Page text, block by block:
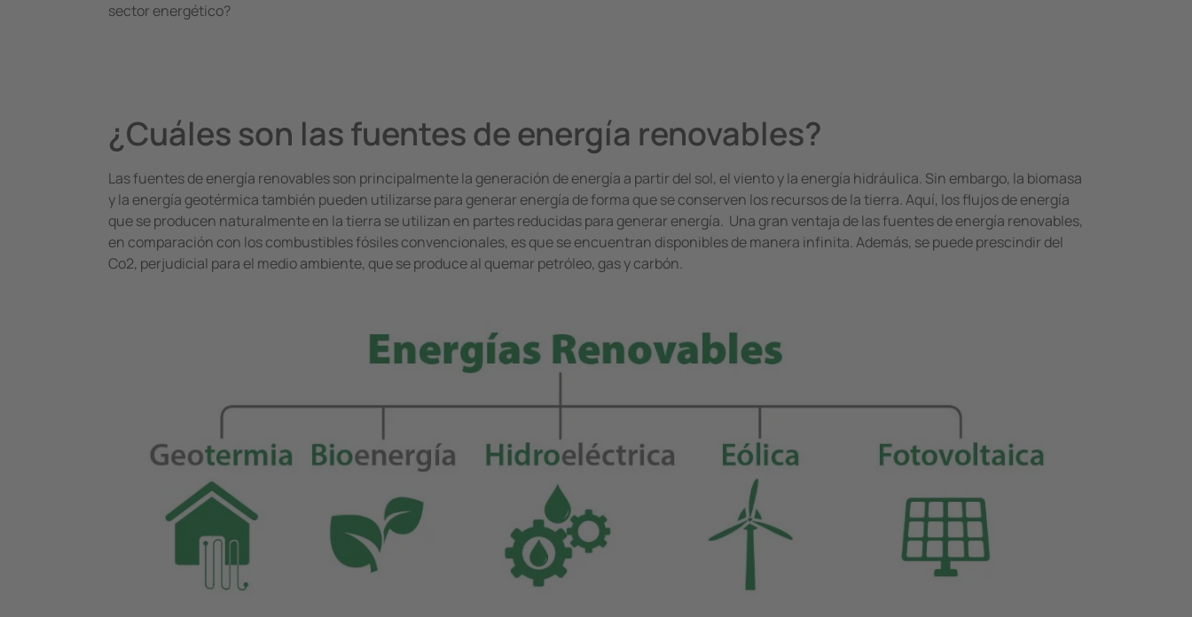
sector energético?
¿Cuáles son las fuentes de energía renovables?
Las fuentes de energía renovables son principalmente la generación de energía a partir del sol, el viento y la energía hidráulica. Sin embargo, la biomasa
y la energía geotérmica también pueden utilizarse para generar energía de forma que se conserven los recursos de la tierra. Aquí, los flujos de energía
que se producen naturalmente en la tierra se utilizan en partes reducidas para generar energía. Una gran ventaja de las fuentes de energía renovables,
en comparación con los combustibles fósiles convencionales, es que se encuentran disponibles de manera infinita. Además, se puede prescindir del
Co2, perjudicial para el medio ambiente, que se produce al quemar petróleo, gas y carbón.